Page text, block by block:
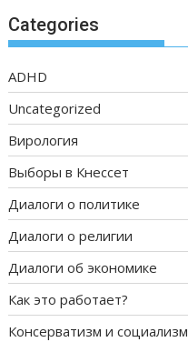
Categories
ADHD
Uncategorized
Вирология
Выборы в Кнессет
Диалоги о политике
Диалоги о религии
Диалоги об экономике
Как это работает?
Консерватизм и социализм